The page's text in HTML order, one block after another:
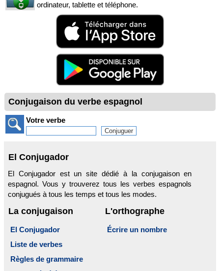
ordinateur, tablette et téléphone.
Conjugaison du verbe espagnol
Votre verbe
El Conjugador
El Conjugador est un site dédié à la conjugaison en
espagnol. Vous y trouverez tous les verbes espagnols
conjugués à tous les temps et tous les modes.
La conjugaison
El Conjugador
Liste de verbes
Règles de grammaire
L'orthographe
Écrire un nombre